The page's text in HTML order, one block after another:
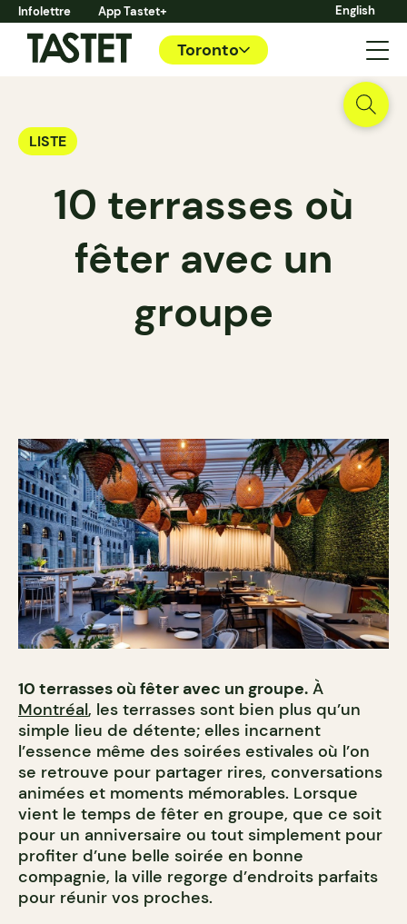
Infolettre App Tastet+ English
Toronto
LISTE
10 terrasses où
fêter avec un
groupe
10 terrasses où fêter avec un groupe. À
Montréal, les terrasses sont bien plus qu’un
simple lieu de détente; elles incarnent
l’essence même des soirées estivales où l’on
se retrouve pour partager rires, conversations
animées et moments mémorables. Lorsque
vient le temps de fêter en groupe, que ce soit
pour un anniversaire ou tout simplement pour
profiter d’une belle soirée en bonne
compagnie, la ville regorge d’endroits parfaits
pour réunir vos proches.